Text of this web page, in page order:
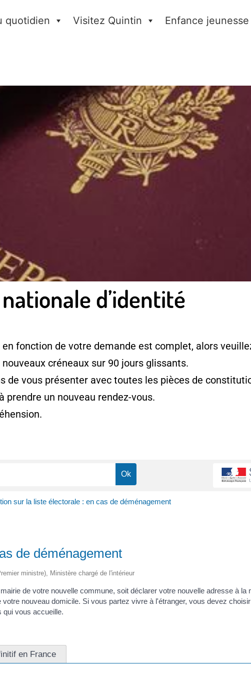
quotidien Visitez Quintin Enfance
d’identité
fonction de votre demande est complet, alors
créneaux sur 90 jours glissants.
de vous présenter avec toutes les pièces de
un nouveau rendez-vous.
sur la liste électorale : en cas de déménagement
de déménagement
ministre), Ministère chargé de l'intérieur
de votre nouvelle commune, soit déclarer votre nouvelle adresse à la
nouveau domicile. Si vous partez vivre à l'étranger, vous devez
qui vous accueille.
en France